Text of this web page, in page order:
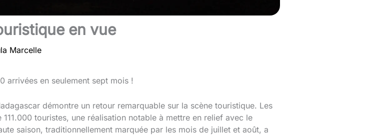
en vue
Marcelle
arrivées en seulement sept mois !
démontre un retour remarquable sur la scène touristique. Les
touristes, une réalisation notable à mettre en relief avec le
saison, traditionnellement marquée par les mois de juillet et août, a